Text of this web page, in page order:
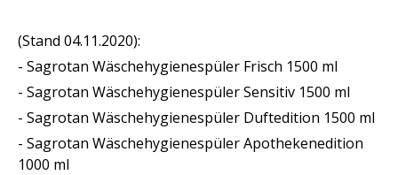
(Stand 04.11.2020):
- Sagrotan Wäschehygienespüler Frisch 1500 ml
- Sagrotan Wäschehygienespüler Sensitiv 1500 ml
- Sagrotan Wäschehygienespüler Duftedition 1500 ml
- Sagrotan Wäschehygienespüler Apothekenedition
1000 ml